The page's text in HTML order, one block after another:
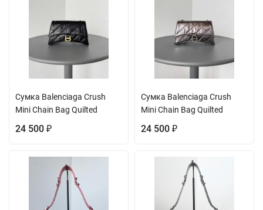
Сумка Balenciaga Crush
Mini Chain Bag Quilted
24 500 ₽
Сумка Balenciaga Crush
Mini Chain Bag Quilted
24 500 ₽